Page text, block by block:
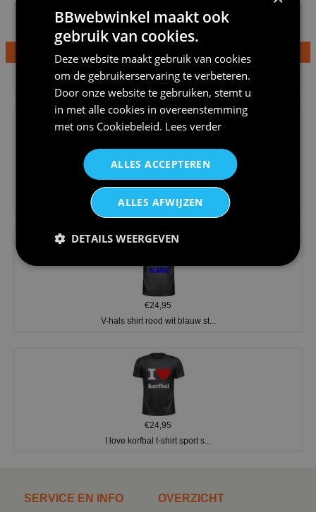
€24,95
Dames v hals t-shirt prinses v...
€24,95
Koningsdag shirt heren v-hals ...
€24,95
V-hals shirt rood wit blauw st...
€24,95
I love korfbal t-shirt sport s...
SERVICE EN INFO OVERZICHT
BBwebwinkel maakt ook
gebruik van cookies.
Deze website maakt gebruik van cookies
om de gebruikerservaring te verbeteren.
Door onze website te gebruiken, stemt u
in met alle cookies in overeenstemming
met ons Cookiebeleid. Lees verder
ALLES ACCEPTEREN
ALLES AFWIJZEN
DETAILS WEERGEVEN